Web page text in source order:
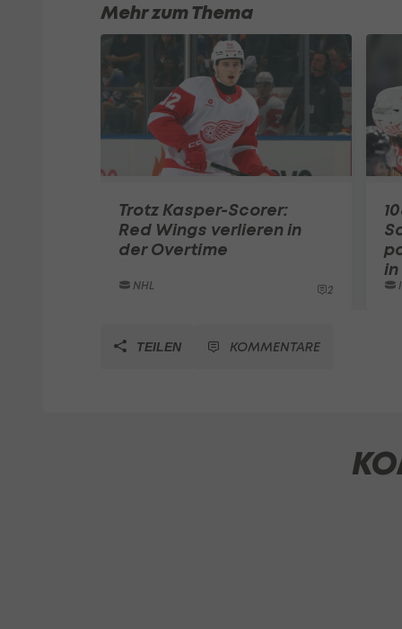
Mehr zum Thema
Trotz Kasper-Scorer:
Red Wings verlieren in
der Overtime
NHL 2
in
TEILEN KOMMENTARE